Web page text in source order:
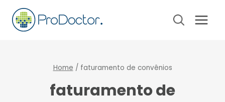
Pular
para
Home / faturamento de convênios
faturamento de